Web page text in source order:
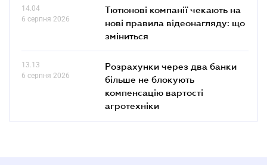
14.04
6 серпня 2026
Тютюнові компанії чекають на
нові правила відеонагляду: що
зміниться
13.13
6 серпня 2026
Розрахунки через два банки
більше не блокують
компенсацію вартості
агротехніки